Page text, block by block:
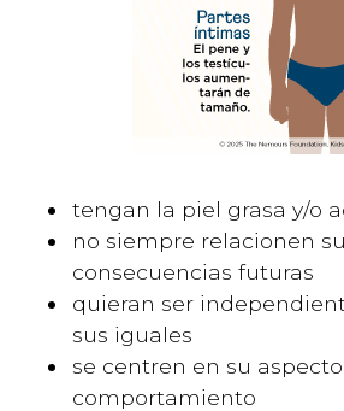
tengan la piel grasa y/o
no siempre relacionen
consecuencias futuras
quieran ser
sus iguales
se centren en su
comportamiento